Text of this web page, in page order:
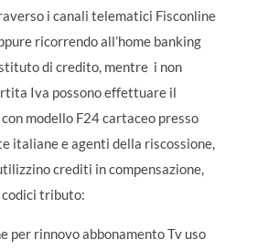
i canali telematici Fisconline
ricorrendo all’home banking
di credito, mentre i non
Iva possono effettuare il
modello F24 cartaceo presso
italiane e agenti della riscossione,
crediti in compensazione,
tributo:
per rinnovo abbonamento Tv uso